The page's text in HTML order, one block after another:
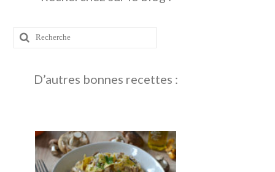
D’autres bonnes recettes :